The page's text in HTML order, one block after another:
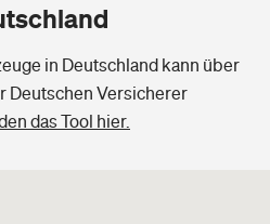
in Deutschland kann über
Deutschen Versicherer
das Tool hier.